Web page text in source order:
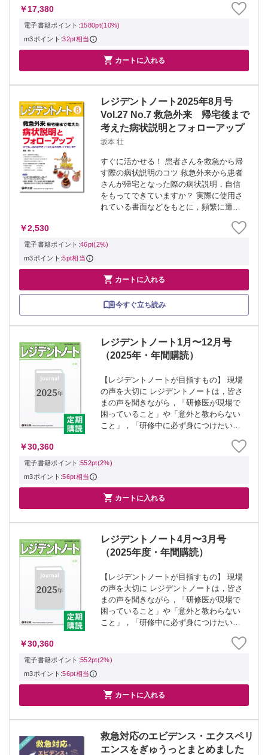
ント10％還元！ 1,580pt（1580円分）を
購入完了後、...
￥17,380
電子書籍ポイント:1580pt(10%)
m3ポイント:32pt相当
 カートに入れる
レジデントノート2025年8月号
Vol.27 No.7 救急外来 帰宅後まで
考えた病状説明とフォローアップ
坂本 壮
すぐに活かせる！ 患者さんを救急から帰
す際の病状説明のコツ 救急外来から患者
さんが帰宅となった際の病状説明，自信
をもってできていますか？ 実際に使用さ
れている書面などをもとに，頻繁に遭遇
の書き方の工夫，紹介状作成のポイン
ト，そして帰宅時の頻用薬の選び方を実
￥2,530
電子書籍ポイント:46pt(2%)
m3ポイント:5pt相当
 カートに入れる
今すぐ立ち読み
レジデントノート1月〜12月号
（2025年・年間購読）
【レジデントノートが目指すもの】 現場
の声を大切に レジデントノートは，皆さ
まの声を聞きながら，「研修医が現場で
困っていること」や「意外と教わらない
こと」，「研修中に必ず身につけたいこ
るシーンを想定 救急外来や病棟はもちろ
ん，新しい科をローテートするとき，あ
￥30,360
電子書籍ポイント:552pt(2%)
m3ポイント:56pt相当
 カートに入れる
レジデントノート4月〜3月号
（2025年度・年間購読）
【レジデントノートが目指すもの】 現場
の声を大切に レジデントノートは，皆さ
まの声を聞きながら，「研修医が現場で
困っていること」や「意外と教わらない
こと」，「研修中に必ず身につけたいこ
るシーンを想定 救急外来や病棟はもちろ
ん，新しい科をローテートするとき，あ
￥30,360
電子書籍ポイント:552pt(2%)
m3ポイント:56pt相当
 カートに入れる
救急対応のエビデンス・エクスペリ
エンスをぎゅうっとまとめました